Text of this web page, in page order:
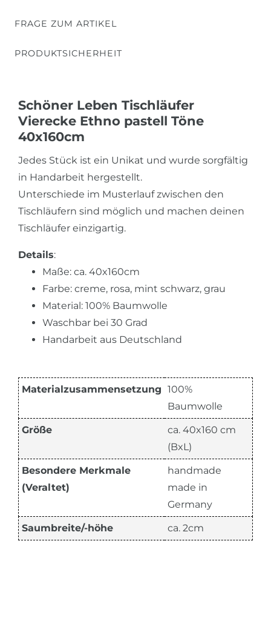
FRAGE ZUM ARTIKEL
PRODUKTSICHERHEIT
Schöner Leben Tischläufer
Vierecke Ethno pastell Töne
40x160cm
Jedes Stück ist ein Unikat und wurde sorgfältig
in Handarbeit hergestellt.
Unterschiede im Musterlauf zwischen den
Tischläufern sind möglich und machen deinen
Tischläufer einzigartig.
Details:
Maße: ca. 40x160cm
Farbe: creme, rosa, mint schwarz, grau
Material: 100% Baumwolle
Waschbar bei 30 Grad
Handarbeit aus Deutschland
Materialzusammensetzung 100%
Baumwolle
Größe
ca. 40x160 cm
(BxL)
Besondere Merkmale
(Veraltet)
handmade
made in
Germany
Saumbreite/-höhe ca. 2cm